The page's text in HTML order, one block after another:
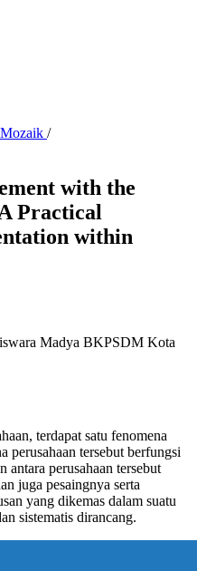
/
with the
Practical
within
Madya BKPSDM Kota
terdapat satu fenomena
perusahaan tersebut berfungsi
antara perusahaan tersebut
juga pesaingnya serta
yang dikemas dalam suatu
sistematis dirancang.